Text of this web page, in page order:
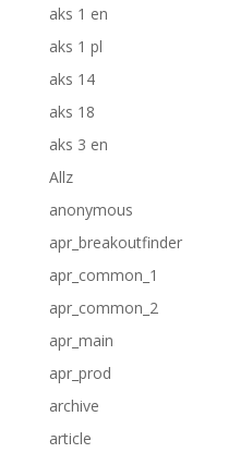
aks 1 en
aks 1 pl
aks 14
aks 18
aks 3 en
Allz
anonymous
apr_breakoutfinder
apr_common_1
apr_common_2
apr_main
apr_prod
archive
article